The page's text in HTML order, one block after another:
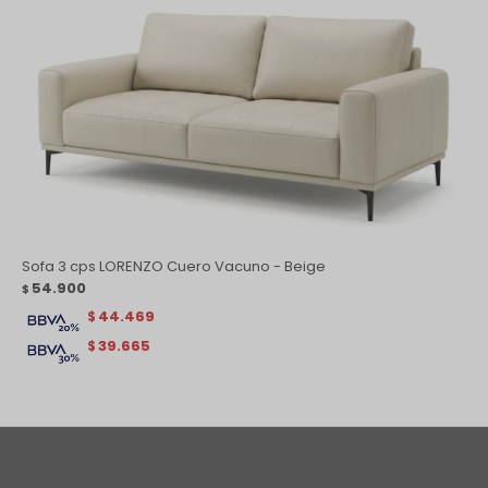
Sofa 3 cps LORENZO Cuero Vacuno - Beige
$ 54.900
$39.665
$ 44.469